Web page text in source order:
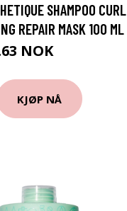
SHAMPOO CURL
REPAIR MASK 100 ML
NOK
KJØP NÅ